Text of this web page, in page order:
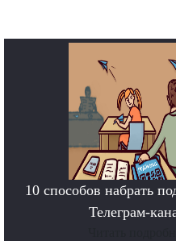
10 способов набрать
Телеграм-